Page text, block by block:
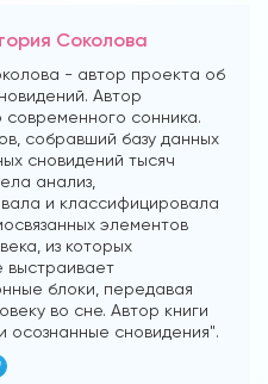
Соколова
- автор проекта об
Автор
современного сонника.
собравший базу данных
сновидений тысяч
анализ,
и классифицировала
элементов
из которых
выстраивает
блоки, передавая
во сне. Автор книги
осознанные сновидения".
информацию во
более 100000